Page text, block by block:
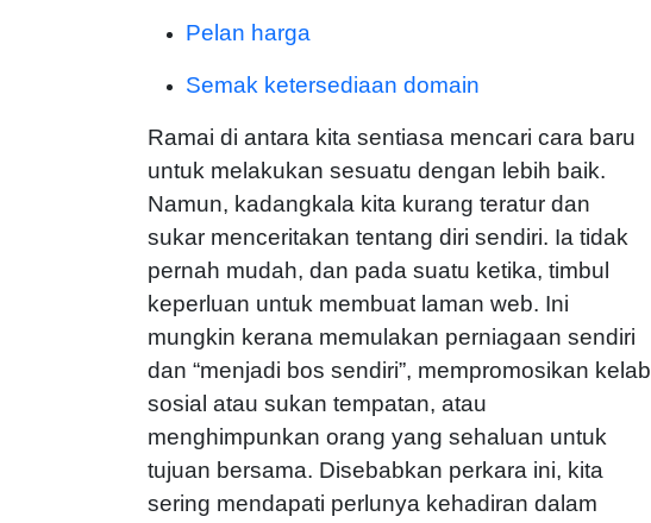
Pelan harga
Semak ketersediaan domain
Ramai di antara kita sentiasa mencari cara baru
untuk melakukan sesuatu dengan lebih baik.
Namun, kadangkala kita kurang teratur dan
sukar menceritakan tentang diri sendiri. Ia tidak
pernah mudah, dan pada suatu ketika, timbul
keperluan untuk membuat laman web. Ini
mungkin kerana memulakan perniagaan sendiri
dan “menjadi bos sendiri”, mempromosikan kelab
sosial atau sukan tempatan, atau
menghimpunkan orang yang sehaluan untuk
tujuan bersama. Disebabkan perkara ini, kita
sering mendapati perlunya kehadiran dalam